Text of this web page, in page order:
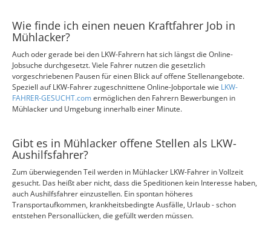
Wie finde ich einen neuen Kraftfahrer Job in
Mühlacker?
Auch oder gerade bei den LKW-Fahrern hat sich längst die Online-
Jobsuche durchgesetzt. Viele Fahrer nutzen die gesetzlich
vorgeschriebenen Pausen für einen Blick auf offene Stellenangebote.
Speziell auf LKW-Fahrer zugeschnittene Online-Jobportale wie LKW-
FAHRER-GESUCHT.comermöglichen den Fahrern Bewerbungen in
Mühlacker und Umgebung innerhalb einer Minute.
Gibt es in Mühlacker offene Stellen als LKW-
Aushilfsfahrer?
Zum überwiegenden Teil werden in Mühlacker LKW-Fahrer in Vollzeit
gesucht. Das heißt aber nicht, dass die Speditionen kein Interesse haben,
auch Aushilfsfahrer einzustellen. Ein spontan höheres
Transportaufkommen, krankheitsbedingte Ausfälle, Urlaub - schon
entstehen Personallücken, die gefüllt werden müssen.